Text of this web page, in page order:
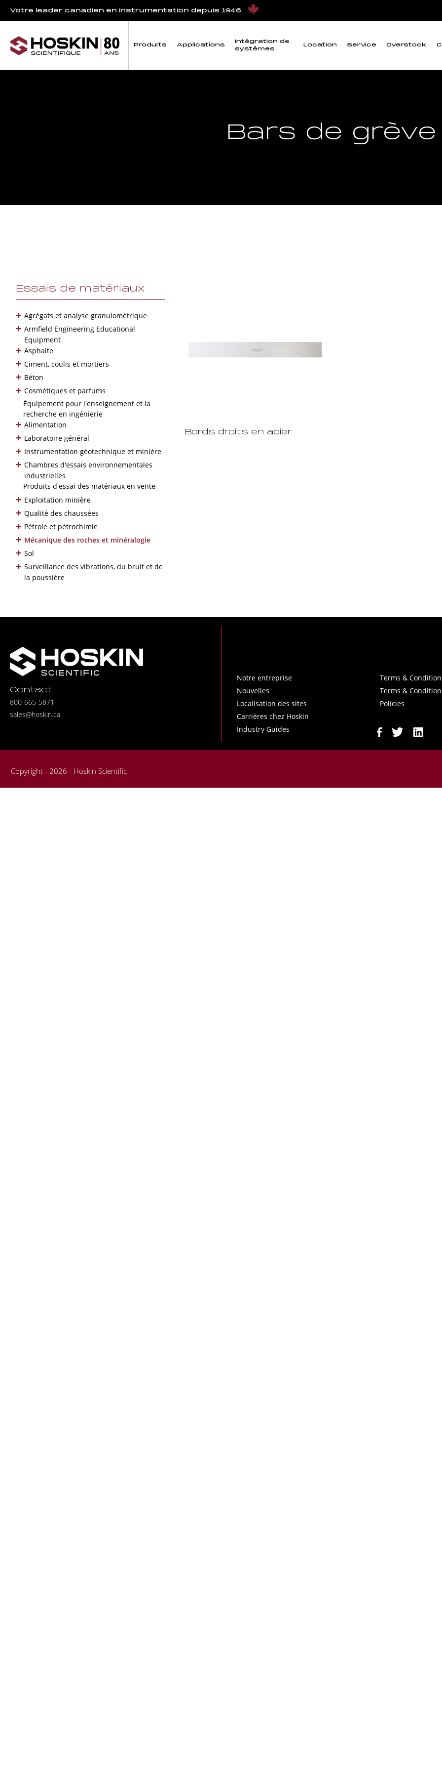
Votre leader canadien en instrumentation depuis 1946.
Produits Applications
Intégration de
systèmes
Location Service Overstock
Bars de grève
Essais de matériaux
+ Agrégats et analyse granulométrique
+ Armfield Engineering Educational
Equipment
+ Asphalte
+ Ciment, coulis et mortiers
+ Béton
+ Cosmétiques et parfums
Équipement pour l'enseignement et la
recherche en ingénierie
+ Alimentation
+ Laboratoire général
+ Instrumentation géotechnique et minière
+ Chambres d'essais environnementales
industrielles
Produits d'essai des matériaux en vente
+ Exploitation minière
+ Qualité des chaussées
+ Pétrole et pétrochimie
+ Mécanique des roches et minéralogie
+ Sol
+ Surveillance des vibrations, du bruit et de
la poussière
Bords droits en acier
Contact
800-665-5871
sales@hoskin.ca
Notre entreprise
Nouvelles
Localisation des sites
Carrières chez Hoskin
Industry Guides
Terms &
Terms &
Policies
Copyright - 2026 - Hoskin Scientific